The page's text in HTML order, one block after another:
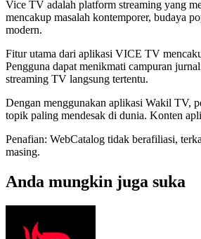
Vice TV adalah platform streaming yang
mencakup masalah kontemporer, budaya
modern.
Fitur utama dari aplikasi VICE TV
Pengguna dapat menikmati campuran
streaming TV langsung tertentu.
Dengan menggunakan aplikasi Wakil TV,
topik paling mendesak di dunia. Konten
Penafian: WebCatalog tidak berafiliasi,
masing.
Anda mungkin juga suka